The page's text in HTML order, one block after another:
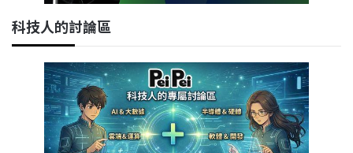
科技人的討論區